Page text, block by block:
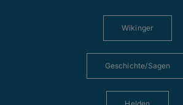
Wikinger
Geschichte/Sagen